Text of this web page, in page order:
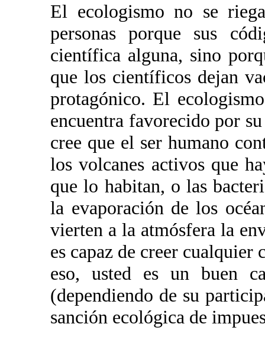
El ecologismo no se
personas porque sus
científica alguna, sino
que los científicos dejan
protagónico. El
encuentra favorecido por
cree que el ser humano
los volcanes activos que
que lo habitan, o las
la evaporación de los
vierten a la atmósfera la
es capaz de creer cualquier
eso, usted es un buen
(dependiendo de su
sanción ecológica de